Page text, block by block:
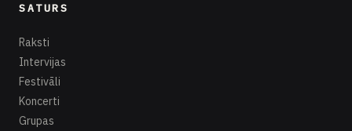
SATURS
Raksti
Intervijas
Festivāli
Koncerti
Grupas